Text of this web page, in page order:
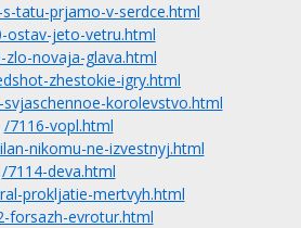
tatu-prjamo-v-serdce.html
ostav-jeto-vetru.html
zlo-novaja-glava.html
zhestokie-igry.html
korolevstvo.html
/7116-vopl.html
nikomu-ne-izvestnyj.html
/7114-deva.html
prokljatie-mertvyh.html
forsazh-evrotur.html